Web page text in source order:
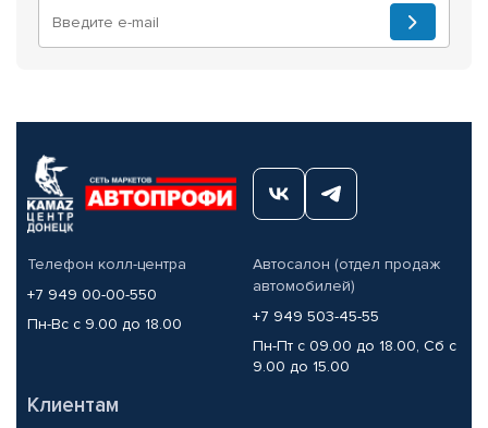
Телефон колл-центра
+7 949 00-00-550
Пн-Вс с 9.00 до 18.00
Автосалон (отдел продаж
автомобилей)
+7 949 503-45-55
Пн-Пт с 09.00 до 18.00, Сб с
9.00 до 15.00
Клиентам